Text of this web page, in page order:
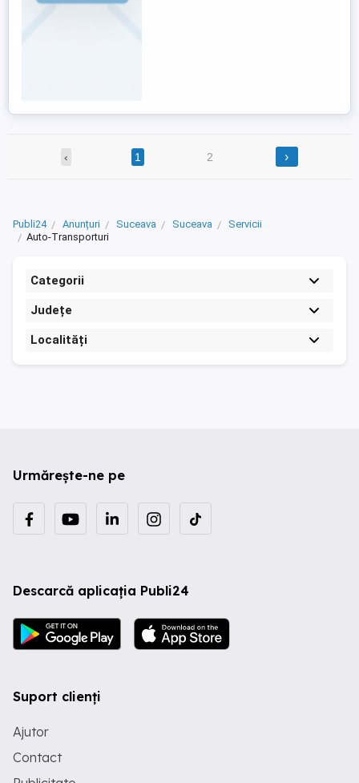
‹ 1 2 ›
Publi24 Anunțuri Suceava Suceava
Servicii
Auto-Transporturi
Categorii
Județe
Localități
Urmărește-ne pe
Descarcă aplicația Publi24
Suport clienți
Ajutor
Contact